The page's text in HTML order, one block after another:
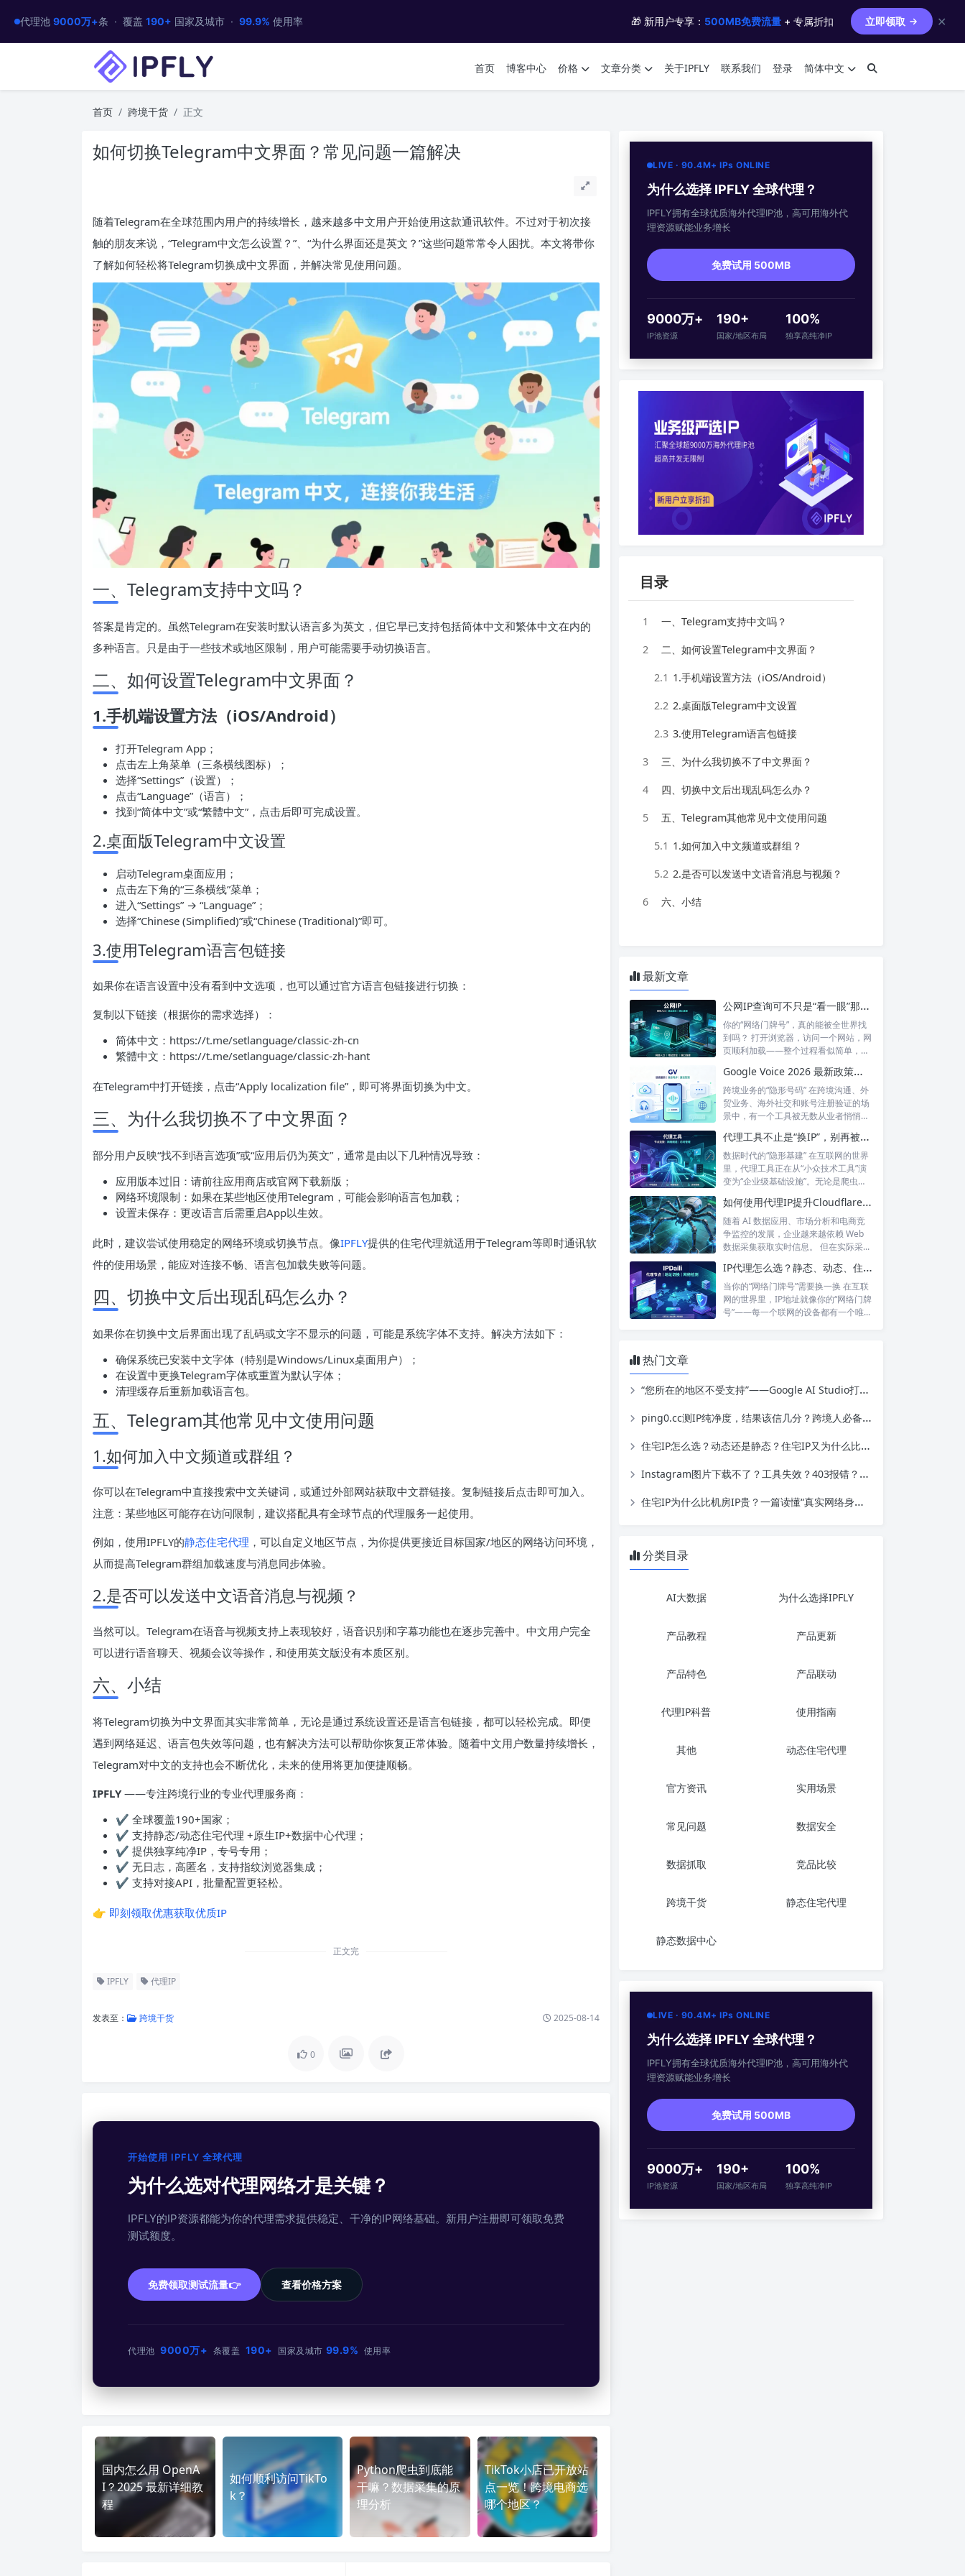
代理池 9000万+条 · 覆盖 190+ 国家及城市 · 99.9% 使用率 🎁 新用户专享： 500MB免费流量 + 专属折扣 立即领取 ✕
首页 博客中心 价格 文章分类 关于IPFLY 联系我们 登录 简体中文
首页 跨境干货 正文
如何切换Telegram中文界面？常见问题一篇解决
随着Telegram在全球范围内用户的持续增长，越来越多中文用户开始使用这款通讯软件。不过对于初次接
触的朋友来说，“Telegram中文怎么设置？”、“为什么界面还是英文？”这些问题常常令人困扰。本文将带你
了解如何轻松将Telegram切换成中文界面，并解决常见使用问题。
一、Telegram支持中文吗？
答案是肯定的。虽然Telegram在安装时默认语言多为英文，但它早已支持包括简体中文和繁体中文在内的
多种语言。只是由于一些技术或地区限制，用户可能需要手动切换语言。
二、如何设置Telegram中文界面？
1.手机端设置方法（iOS/Android）
打开Telegram App；
点击左上角菜单（三条横线图标）；
选择“Settings”（设置）；
点击“Language”（语言）；
找到“简体中文”或“繁體中文”，点击后即可完成设置。
2.桌面版Telegram中文设置
启动Telegram桌面应用；
点击左下角的“三条横线”菜单；
进入“Settings” → “Language”；
选择“Chinese (Simplified)”或“Chinese (Traditional)”即可。
3.使用Telegram语言包链接
如果你在语言设置中没有看到中文选项，也可以通过官方语言包链接进行切换：
复制以下链接（根据你的需求选择）：
简体中文：https://t.me/setlanguage/classic-zh-cn
繁體中文：https://t.me/setlanguage/classic-zh-hant
在Telegram中打开链接，点击“Apply localization file”，即可将界面切换为中文。
三、为什么我切换不了中文界面？
部分用户反映“找不到语言选项”或“应用后仍为英文”，通常是由以下几种情况导致：
应用版本过旧：请前往应用商店或官网下载新版；
网络环境限制：如果在某些地区使用Telegram，可能会影响语言包加载；
设置未保存：更改语言后需重启App以生效。
此时，建议尝试使用稳定的网络环境或切换节点。像IPFLY提供的住宅代理就适用于Telegram等即时通讯软
件的使用场景，能应对连接不畅、语言包加载失败等问题。
四、切换中文后出现乱码怎么办？
如果你在切换中文后界面出现了乱码或文字不显示的问题，可能是系统字体不支持。解决方法如下：
确保系统已安装中文字体（特别是Windows/Linux桌面用户）；
在设置中更换Telegram字体或重置为默认字体；
清理缓存后重新加载语言包。
五、Telegram其他常见中文使用问题
1.如何加入中文频道或群组？
你可以在Telegram中直接搜索中文关键词，或通过外部网站获取中文群链接。复制链接后点击即可加入。
注意：某些地区可能存在访问限制，建议搭配具有全球节点的代理服务一起使用。
例如，使用IPFLY的静态住宅代理 ，可以自定义地区节点，为你提供更接近目标国家/地区的网络访问环境，
从而提高Telegram群组加载速度与消息同步体验。
2.是否可以发送中文语音消息与视频？
当然可以。Telegram在语音与视频支持上表现较好，语音识别和字幕功能也在逐步完善中。中文用户完全
可以进行语音聊天、视频会议等操作，和使用英文版没有本质区别。
六、小结
将Telegram切换为中文界面其实非常简单，无论是通过系统设置还是语言包链接，都可以轻松完成。即便
遇到网络延迟、语言包失效等问题，也有解决方法可以帮助你恢复正常体验。随着中文用户数量持续增长，
Telegram对中文的支持也会不断优化，未来的使用将更加便捷顺畅。
IPFLY ——专注跨境行业的专业代理服务商：
✔ 全球覆盖190+国家；
✔ 支持静态/动态住宅代理 +原生IP+数据中心代理；
✔ 提供独享纯净IP，专号专用；
✔ 无日志，高匿名，支持指纹浏览器集成；
✔ 支持对接API，批量配置更轻松。
👉 即刻领取优惠获取优质IP
正文完
IPFLY 代理IP
发表至： 跨境干货 2025-08-14
0
开始使用 IPFLY 全球代理
为什么选对代理网络才是关键？
IPFLY的IP资源都能为你的代理需求提供稳定、干净的IP网络基础。新用户注册即可领取免费
测试额度。
免费领取测试流量👉 查看价格方案
代理池 9000万+ 条覆盖 190+ 国家及城市 99.9% 使用率
国内怎么用 OpenA
I？2025 最新详细教
程
如何顺利访问TikTo
k？
Python爬虫到底能
干嘛？数据采集的原
理分析
TikTok小店已开放站
点一览！跨境电商选
哪个地区？
LIVE · 90.4M+ IPs ONLINE
为什么选择 IPFLY 全球代理？
IPFLY拥有全球优质海外代理IP池，高可用海外代
理资源赋能业务增长
免费试用 500MB
9000万+
IP池资源
190+
国家/地区布局
100%
独享高纯净IP
目录
1 一、Telegram支持中文吗？
2 二、如何设置Telegram中文界面？
2.1 1.手机端设置方法（iOS/Android）
2.2 2.桌面版Telegram中文设置
2.3 3.使用Telegram语言包链接
3 三、为什么我切换不了中文界面？
4 四、切换中文后出现乱码怎么办？
5 五、Telegram其他常见中文使用问题
5.1 1.如何加入中文频道或群组？
5.2 2.是否可以发送中文语音消息与视频？
6 六、小结
最新文章
公网IP查询可不只是“看一眼”那么简单！如何保护你的网络身份？
你的“网络门牌号”，真的能被全世界找
到吗？ 打开浏览器，访问一个网站，网
页顺利加载——整个过程看似简单，但
Google Voice 2026 最新政策解读：付费订阅、Gemini 纪要、实名认证——GV的变与不变
跨境业务的“隐形号码” 在跨境沟通、外
贸业务、海外社交和账号注册验证的场
景中，有一个工具被无数从业者悄悄使
代理工具不止是“换IP”，别再被“免费代理”骗了
数据时代的“隐形基建” 在互联网的世界
里，代理工具正在从“小众技术工具”演
变为“企业级基础设施”。无论是爬虫
如何使用代理IP提升Cloudflare环境下的数据采集稳定性？
随着 AI 数据应用、市场分析和电商竞
争监控的发展，企业越来越依赖 Web
数据采集获取实时信息。 但在实际采...
IP代理怎么选？静态、动态、住宅、机房——别再傻傻分不清，这篇帮你彻底搞懂
当你的“网络门牌号”需要换一换 在互联
网的世界里，IP地址就像你的“网络门牌
号”——每一个联网的设备都有一个唯...
热门文章
“您所在的地区不受支持”——Google AI Studio打不开的真相与系统排查
ping0.cc测IP纯净度，结果该信几分？跨境人必备的IP检测工具认知框架
住宅IP怎么选？动态还是静态？住宅IP又为什么比机房IP贵？
Instagram图片下载不了？工具失效？403报错？看这篇就够了
住宅IP为什么比机房IP贵？一篇读懂“真实网络身份”的核心价值
分类目录
AI大数据 为什么选择IPFLY
产品教程 产品更新
产品特色 产品联动
代理IP科普 使用指南
其他 动态住宅代理
官方资讯 实用场景
常见问题 数据安全
数据抓取 竞品比较
跨境干货 静态住宅代理
静态数据中心
LIVE · 90.4M+ IPs ONLINE
为什么选择 IPFLY 全球代理？
IPFLY拥有全球优质海外代理IP池，高可用海外代
理资源赋能业务增长
免费试用 500MB
9000万+
IP池资源
190+
国家/地区布局
100%
独享高纯净IP